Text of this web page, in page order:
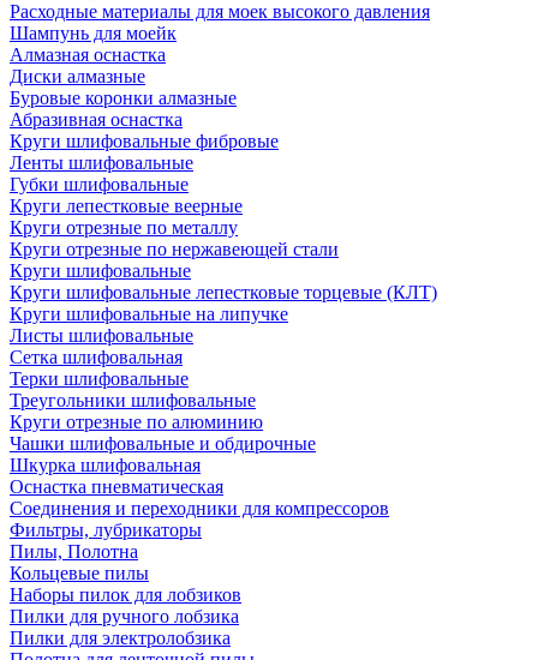
Расходные материалы для моек высокого давления
Шампунь для моейк
Алмазная оснастка
Диски алмазные
Буровые коронки алмазные
Абразивная оснастка
Круги шлифовальные фибровые
Ленты шлифовальные
Губки шлифовальные
Круги лепестковые веерные
Круги отрезные по металлу
Круги отрезные по нержавеющей стали
Круги шлифовальные
Круги шлифовальные лепестковые торцевые (КЛТ)
Круги шлифовальные на липучке
Листы шлифовальные
Сетка шлифовальная
Терки шлифовальные
Треугольники шлифовальные
Круги отрезные по алюминию
Чашки шлифовальные и обдирочные
Шкурка шлифовальная
Оснастка пневматическая
Соединения и переходники для компрессоров
Фильтры, лубрикаторы
Пилы, Полотна
Кольцевые пилы
Наборы пилок для лобзиков
Пилки для ручного лобзика
Пилки для электролобзика